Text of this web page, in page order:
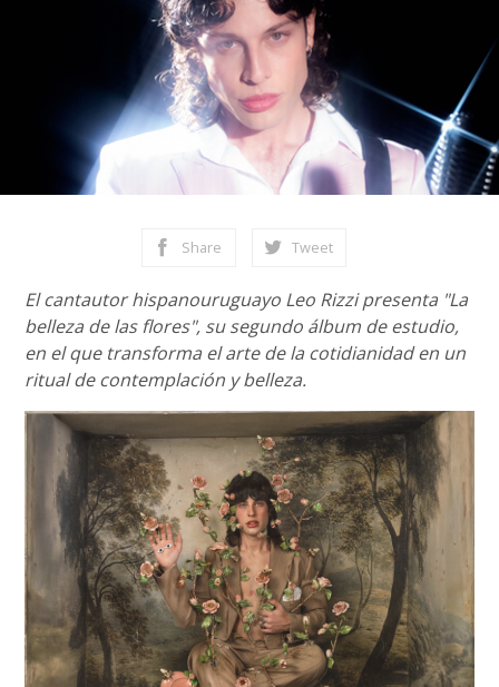
Share Tweet
El cantautor hispanouruguayo Leo Rizzi presenta "La
belleza de las flores", su segundo álbum de estudio,
en el que transforma el arte de la cotidianidad en un
ritual de contemplación y belleza.